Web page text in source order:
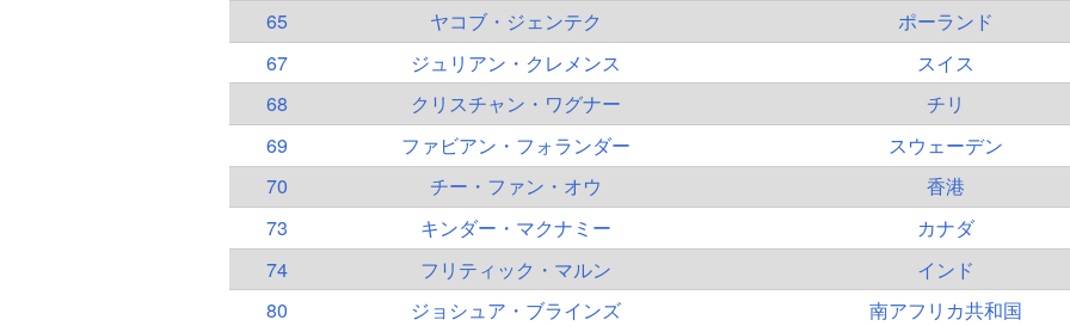
65
ヤコブ・ジェンテク
ポーランド
67
ジュリアン・クレメンス
スイス
68
クリスチャン・ワグナー
チリ
69
ファビアン・フォランダー
スウェーデン
70
チー・ファン・オウ
香港
73
キンダー・マクナミー
カナダ
74
フリティック・マルン
インド
80
ジョシュア・ブラインズ
南アフリカ共和国